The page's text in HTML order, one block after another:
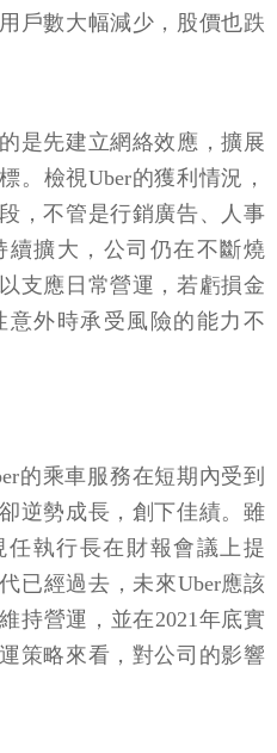
戶數大幅減少，股價也跌
是先建立網絡效應，擴展
。檢視Uber的獲利情況，
，不管是行銷廣告、人事
擴大，公司仍在不斷燒
支應日常營運，若虧損金
外時承受風險的能力不
的乘車服務在短期內受到
逆勢成長，創下佳績。雖
任執行長在財報會議上提
已經過去，未來Uber應該
持營運，並在2021年底實
策略來看，對公司的影響